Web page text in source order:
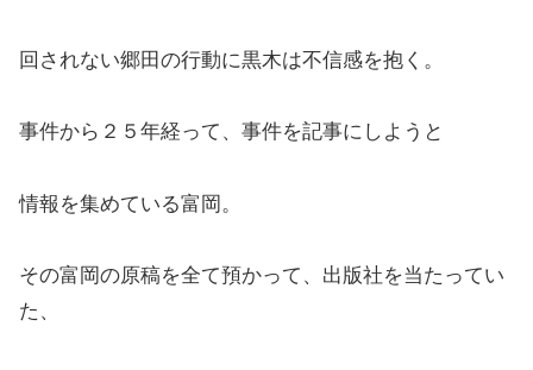
回されない郷田の行動に黒木は不信感を抱く。
事件から２５年経って、事件を記事にしようと
情報を集めている富岡。
その富岡の原稿を全て預かって、出版社を当たってい
た、